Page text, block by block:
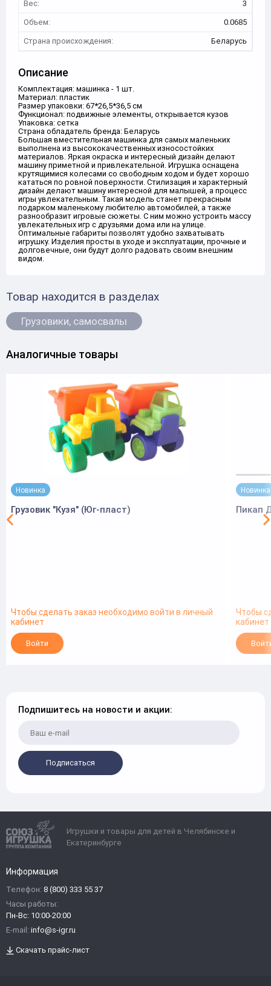
Вес:
3
Объем:
0.0685
Страна происхождения:
Беларусь
Описание
Комплектация: машинка - 1 шт.
Материал: пластик
Размер упаковки: 67*26,5*36,5 см
Функционал: подвижные элементы, открывается кузов
Упаковка: сетка
Страна обладатель бренда: Беларусь
Большая вместительная машинка для самых маленьких
выполнена из высококачественных износостойких
материалов. Яркая окраска и интересный дизайн делают
машину приметной и привлекательной. Игрушка оснащена
крутящимися колесами со свободным ходом и будет хорошо
кататься по ровной поверхности. Стилизация и характерный
дизайн делают машину интересной для малышей, а процесс
игры увлекательным. Такая модель станет прекрасным
подарком маленькому любителю автомобилей, а также
разнообразит игровые сюжеты. С ним можно устроить массу
увлекательных игр с друзьями дома или на улице.
Оптимальные габариты позволят удобно захватывать
игрушку. Изделия просты в уходе и эксплуатации, прочные и
долговечные, они будут долго радовать своим внешним
видом.
Товар находится в разделах
Грузовики, самосвалы
Аналогичные товары
Новинка
Грузовик "Кузя" (Юг-пласт)
Чтобы сделать заказ необходимо войти в личный
кабинет
Войти
Новинка
Пикап
Чтобы
кабинет
Подпишитесь на новости и акции:
Подписаться
Игрушки и товары для детей в Челябинске и
Екатеринбурге
Информация
Телефон: 8 (800) 333 55 37
Часы работы:
Пн-Вс: 10:00-20:00
E-mail: info@s-igr.ru
Скачать прайс-лист